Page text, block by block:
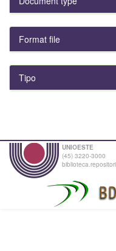
Format file
Tipo
UNIOESTE
(45) 3220-3000